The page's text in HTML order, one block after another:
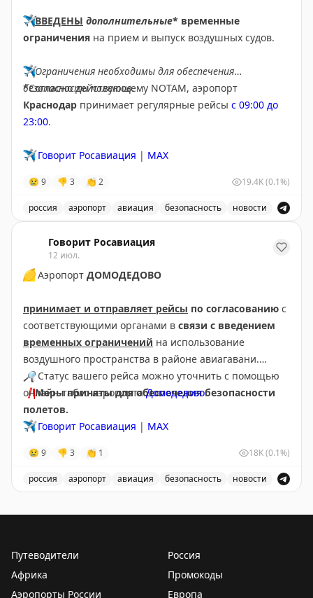
✈️ВВЕДЕНЫ дополнительные* временные
ограничения на прием и выпуск воздушных судов.
✈️Ограничения необходимы для обеспечения
безопасности полетов.
*Согласно действующему NOTAM, аэропорт
Краснодар принимает регулярные рейсы с 09:00 до
23:00.
✈️ Говорит Росавиация | MAX
😢 9 👎 3 👏 2 19.4K(0.1%)
россия аэропорт авиация безопасность новости
Говорит Росавиация
12 июл.
🟡Аэропорт ДОМОДЕДОВО
принимает и отправляет рейсы по согласованию с
соответствующими органами в связи с введением
временных ограничений на использование
воздушного пространства в районе авиагавани.
❗️Меры приняты для обеспечения безопасности
полетов.
🔎Статус вашего рейса можно уточнить с помощью
онлайн-табло аэропортаДомодедово.
✈️ Говорит Росавиация | МАХ
😢 9 👎 3 👏 1 18K(0.1%)
россия аэропорт авиация безопасность новости
Путеводители
Россия
Африка
Промокоды
Аэропорты России
Европа